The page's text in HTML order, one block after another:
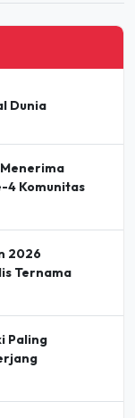
Dunia
Menerima
4 Komunitas
2026
Ternama
Paling